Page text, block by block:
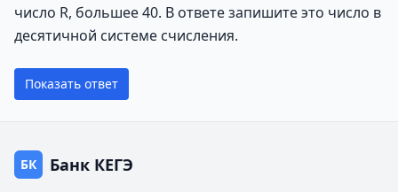
число R, большее 40. В ответе запишите это число в
десятичной системе счисления.
Показать ответ
БК Банк КЕГЭ